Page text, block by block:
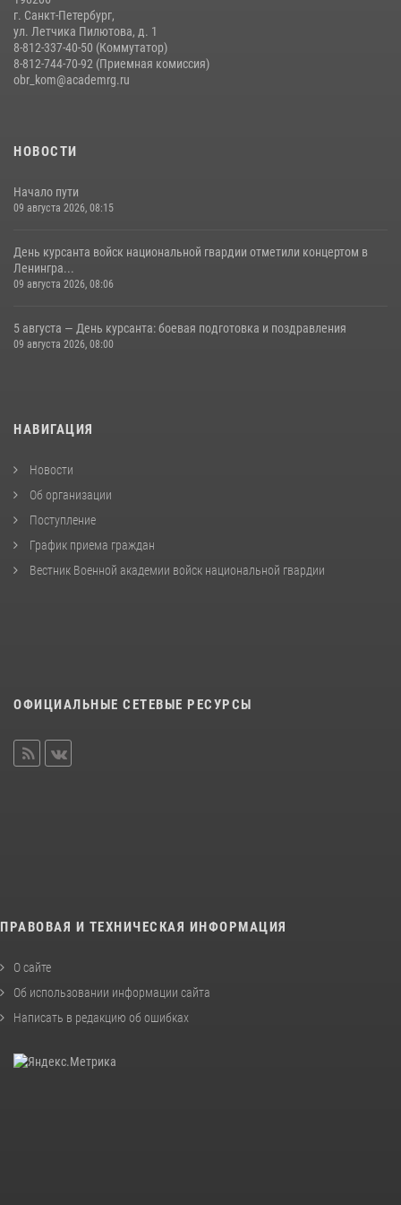
г. Санкт-Петербург,
ул. Летчика Пилютова, д. 1
8-812-337-40-50 (Коммутатор)
8-812-744-70-92 (Приемная комиссия)
obr_kom@academrg.ru
НОВОСТИ
Начало пути
09 августа 2026, 08:15
День курсанта войск национальной гвардии отметили концертом в
Ленингра...
09 августа 2026, 08:06
5 августа — День курсанта: боевая подготовка и поздравления
09 августа 2026, 08:00
НАВИГАЦИЯ
Новости
Об организации
Поступление
График приема граждан
Вестник Военной академии войск национальной гвардии
ОФИЦИАЛЬНЫЕ СЕТЕВЫЕ РЕСУРСЫ
ПРАВОВАЯ И ТЕХНИЧЕСКАЯ ИНФОРМАЦИЯ
О сайте
Об использовании информации сайта
Написать в редакцию об ошибках